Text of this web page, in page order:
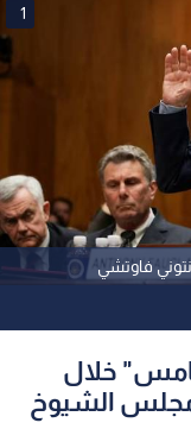
فاوتشي
1
خلال
الشيوخ